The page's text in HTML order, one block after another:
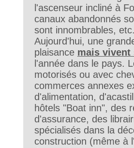
l'ascenseur incliné à
canaux abandonnés
sont innombrables,
Aujourd'hui, une
plaisance mais vivent
l'année dans le pays.
motorisés ou avec
commerces annexes
d'alimentation,
hôtels "Boat inn", des
d'assurance, des
spécialisés dans la
construction (même à